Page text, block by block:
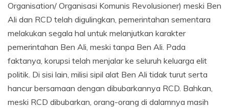
Organisation/ Organisasi Komunis Revolusioner) meski Ben
Ali dan RCD telah digulingkan, pemerintahan sementara
melakukan segala hal untuk melanjutkan karakter
pemerintahan Ben Ali, meski tanpa Ben Ali. Pada
faktanya, korupsi telah menjalar ke seluruh keluarga elit
politik. Di sisi lain, milisi sipil alat Ben Ali tidak turut serta
hancur bersamaan dengan dibubarkannya RCD. Bahkan,
meski RCD dibubarkan, orang-orang di dalamnya masih